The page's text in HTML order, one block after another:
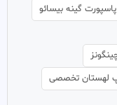
گینه بیسائو
لهستان تخصصی